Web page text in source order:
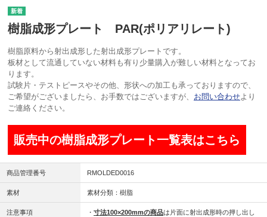
樹脂成形プレート PAR(ポリアリレート)
樹脂原料から射出成形した射出成形プレートです。
板材として流通していない材料も有り少量購入が難しい材料となってお
ります。
試験片・テストピースやその他、形状への加工も承っておりますので、
ご希望がございましたら、お手数ではございますが、 お問い合わせより
ご連絡ください。
販売中の樹脂成形プレート一覧表はこちら
商品管理番号 RMOLDED0016
素材 素材分類：樹脂
注意事項 ・寸法100×200mmの商品は片面に射出成形時の押し出し